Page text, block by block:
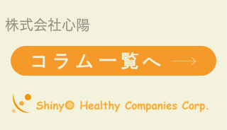
株式会社心陽
コラム一覧へ